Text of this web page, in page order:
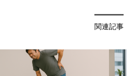
関連記事